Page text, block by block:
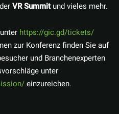
VR Summitund vieles mehr.
https://gic.gd/tickets/
zur Konferenz finden Sie auf
und Branchenexperten
unter
einzureichen.